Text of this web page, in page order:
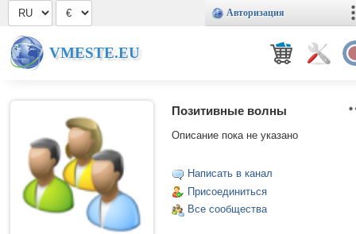
Авторизация
VMESTE.EU
Позитивные волны
Описание пока не указано
Написать в канал
Присоединиться
Все сообщества